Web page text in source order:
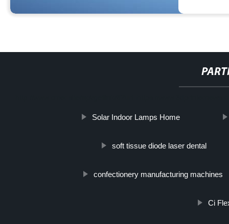
Solar Indoor Lamps Home
soft tissue diode laser dental
confectionery manufacturing machines
Ci